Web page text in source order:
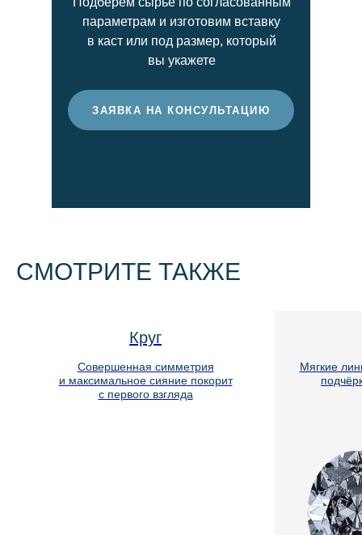
этот показатель, тем более ценным
считается бриллиант.
ЗАЯВКА НА КОНСУЛЬТАЦИЮ
параметрам и изготовим вставку
в каст или под размер, который
вы укажете
СМОТРИТЕ ТАКЖЕ
Круг
Совершенная симметрия
и максимальное сияние покорит
с первого взгляда
Мягкие